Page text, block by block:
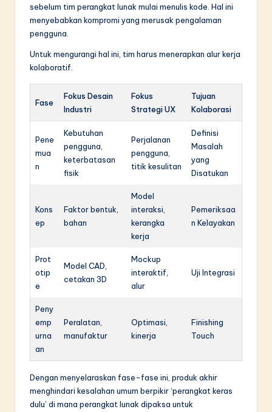
sebelum tim perangkat lunak mulai menulis kode. Hal ini
menyebabkan kompromi yang merusak pengalaman
pengguna.
Untuk mengurangi hal ini, tim harus menerapkan alur kerja
kolaboratif.
Fase
Fokus Desain
Industri
Fokus
Strategi UX
Tujuan
Kolaborasi
Pene
mua
n
Kebutuhan
pengguna,
keterbatasan
fisik
Perjalanan
pengguna,
titik kesulitan
Definisi
Masalah
yang
Disatukan
Kons
ep
Faktor bentuk,
bahan
Model
interaksi,
kerangka
kerja
Pemeriksaa
n Kelayakan
Prot
otip
e
Model CAD,
cetakan 3D
Mockup
interaktif,
alur
Uji Integrasi
Peny
emp
urna
an
Peralatan,
manufaktur
Optimasi,
kinerja
Finishing
Touch
Dengan menyelaraskan fase-fase ini, produk akhir
menghindari kesalahan umum berpikir ‘perangkat keras
dulu’ di mana perangkat lunak dipaksa untuk